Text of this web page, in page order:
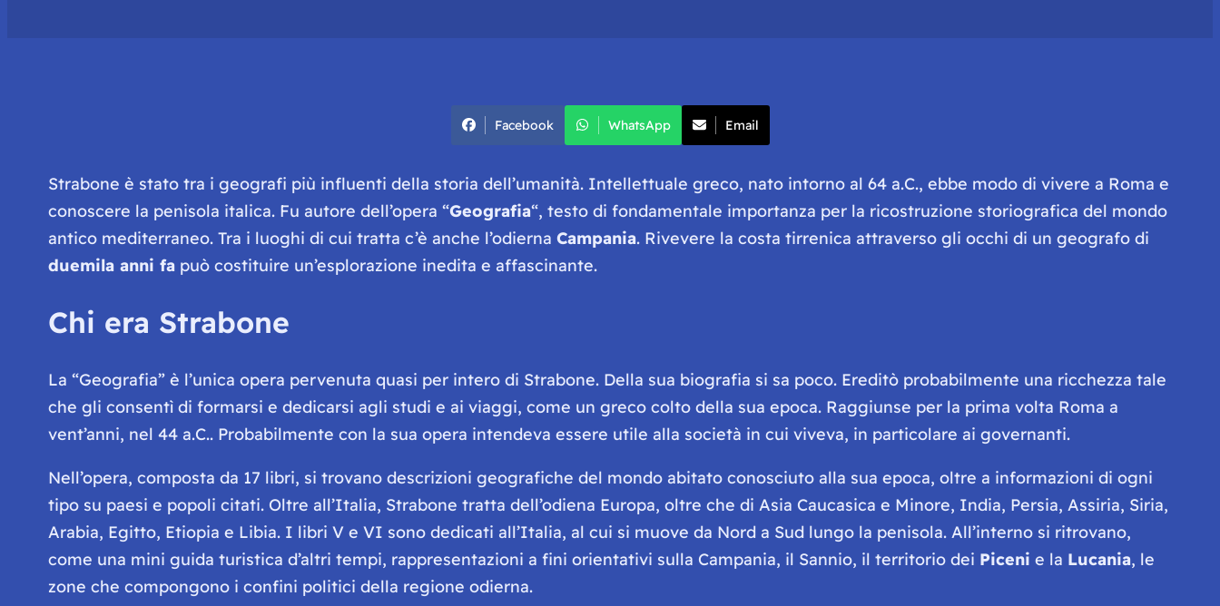
Facebook WhatsApp Email
Strabone è stato tra i geografi più influenti della storia dell’umanità. Intellettuale greco, nato intorno al 64 a.C., ebbe modo di vivere a Roma e
conoscere la penisola italica. Fu autore dell’opera “Geografia“, testo di fondamentale importanza per la ricostruzione storiografica del mondo
antico mediterraneo. Tra i luoghi di cui tratta c’è anche l’odierna Campania. Rivevere la costa tirrenica attraverso gli occhi di un geografo di
duemila anni fapuò costituire un’esplorazione inedita e affascinante.
Chi era Strabone
La “Geografia” è l’unica opera pervenuta quasi per intero di Strabone. Della sua biografia si sa poco. Ereditò probabilmente una ricchezza tale
che gli consentì di formarsi e dedicarsi agli studi e ai viaggi, come un greco colto della sua epoca. Raggiunse per la prima volta Roma a
vent’anni, nel 44 a.C.. Probabilmente con la sua opera intendeva essere utile alla società in cui viveva, in particolare ai governanti.
Nell’opera, composta da 17 libri, si trovano descrizioni geografiche del mondo abitato conosciuto alla sua epoca, oltre a informazioni di ogni
tipo su paesi e popoli citati. Oltre all’Italia, Strabone tratta dell’odiena Europa, oltre che di Asia Caucasica e Minore, India, Persia, Assiria, Siria,
Arabia, Egitto, Etiopia e Libia. I libri V e VI sono dedicati all’Italia, al cui si muove da Nord a Sud lungo la penisola. All’interno si ritrovano,
come una mini guida turistica d’altri tempi, rappresentazioni a fini orientativi sulla Campania, il Sannio, il territorio dei Piceni e la Lucania, le
zone che compongono i confini politici della regione odierna.